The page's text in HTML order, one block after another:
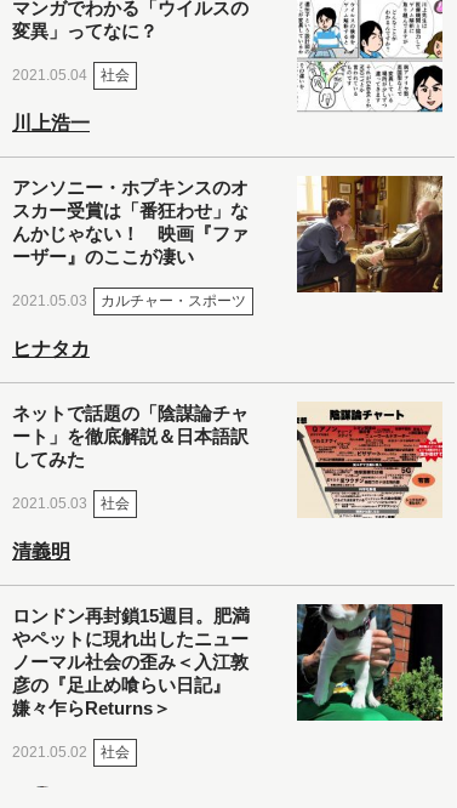
マンガでわかる「ウイルスの
変異」ってなに？
2021.05.04 社会
川上浩一
アンソニー・ホプキンスのオ
スカー受賞は「番狂わせ」な
んかじゃない！ 映画『ファ
ーザー』のここが凄い
2021.05.03 カルチャー・スポーツ
ヒナタカ
ネットで話題の「陰謀論チャ
ート」を徹底解説＆日本語訳
してみた
2021.05.03 社会
清義明
ロンドン再封鎖15週目。肥満
やペットに現れ出したニュー
ノーマル社会の歪み＜入江敦
彦の『足止め喰らい日記』
嫌々乍らReturns＞
2021.05.02 社会